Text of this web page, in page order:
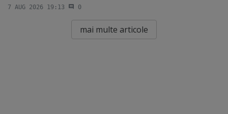
7 AUG 2026 19:13 0
mai multe articole